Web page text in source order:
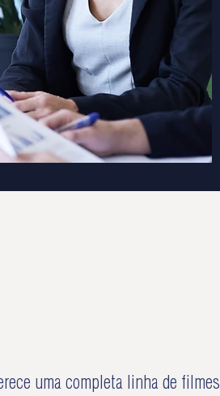
uma completa linha de filmes